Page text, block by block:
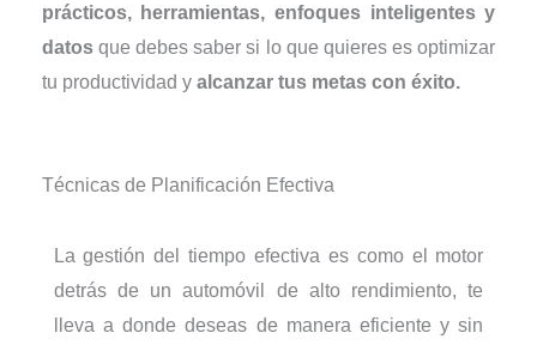
prácticos, herramientas, enfoques inteligentes y
datosque debes saber si lo que quieres es optimizar
tu productividad y alcanzar tus metas con éxito.
Técnicas de Planificación Efectiva
La gestión del tiempo efectiva es como el motor
detrás de un automóvil de alto rendimiento, te
lleva a donde deseas de manera eficiente y sin